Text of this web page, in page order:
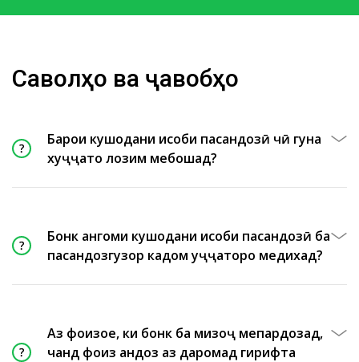
Саволҳо ва ҷавобҳо
Барои кушодани ҳисоби пасандозӣ чӣ гуна
хуҷҷатҳо лозим мебошад?
Бонк ҳангоми кушодани ҳисоби пасандозӣ ба
пасандозгузор кадом ҳуҷҷатҳоро медихад?
Аз фоизҳое, ки бонк ба мизоҷ мепардозад,
чанд фоиз андоз аз даромад гирифта